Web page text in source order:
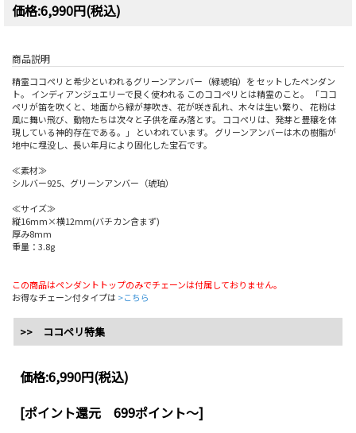
価格:6,990円(税込)
商品説明
精霊ココペリと希少といわれるグリーンアンバー（緑琥珀）を セットしたペンダン
ト。 インディアンジュエリーで良く使われる このココペリとは精霊のこと。 「ココ
ペリが笛を吹くと、地面から緑が芽吹き、花が咲き乱れ、木々は生い繁り、 花粉は
風に舞い飛び、動物たちは次々と子供を産み落とす。 ココペリは、発芽と豊穣を体
現している神的存在である。」 といわれています。 グリーンアンバーは木の樹脂が
地中に埋没し、長い年月により固化した宝石です。
≪素材≫
シルバー925、グリーンアンバー（琥珀）
≪サイズ≫
縦16mm×横12mm(バチカン含まず)
厚み8mm
重量：3.8g
この商品はペンダントトップのみでチェーンは付属しておりません。
お得なチェーン付タイプは >こちら
>> ココペリ特集
価格:6,990円(税込)
[ポイント還元 699ポイント～]